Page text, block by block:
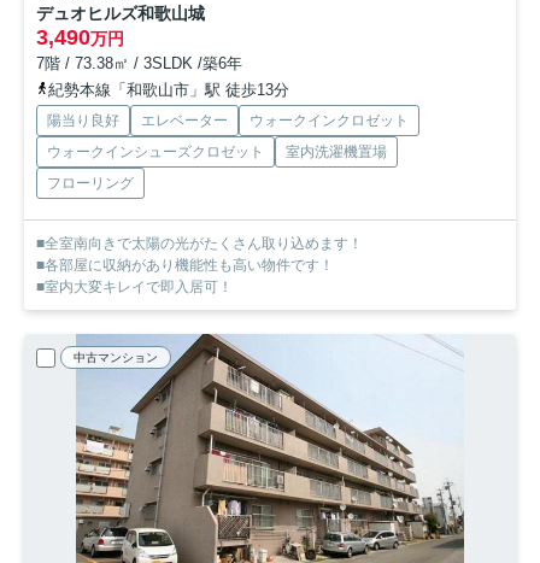
デュオヒルズ和歌山城
3,490万円
7階 / 73.38㎡ / 3SLDK /築6年
紀勢本線「和歌山市」駅 徒歩13分
陽当り良好 エレベーター
ウォークインクロゼット
ウォークインシューズクロゼット
室内洗濯機置場
フローリング
■全室南向きで太陽の光がたくさん取り込めます！
■各部屋に収納があり機能性も高い物件です！
■室内大変キレイで即入居可！
中古マンション